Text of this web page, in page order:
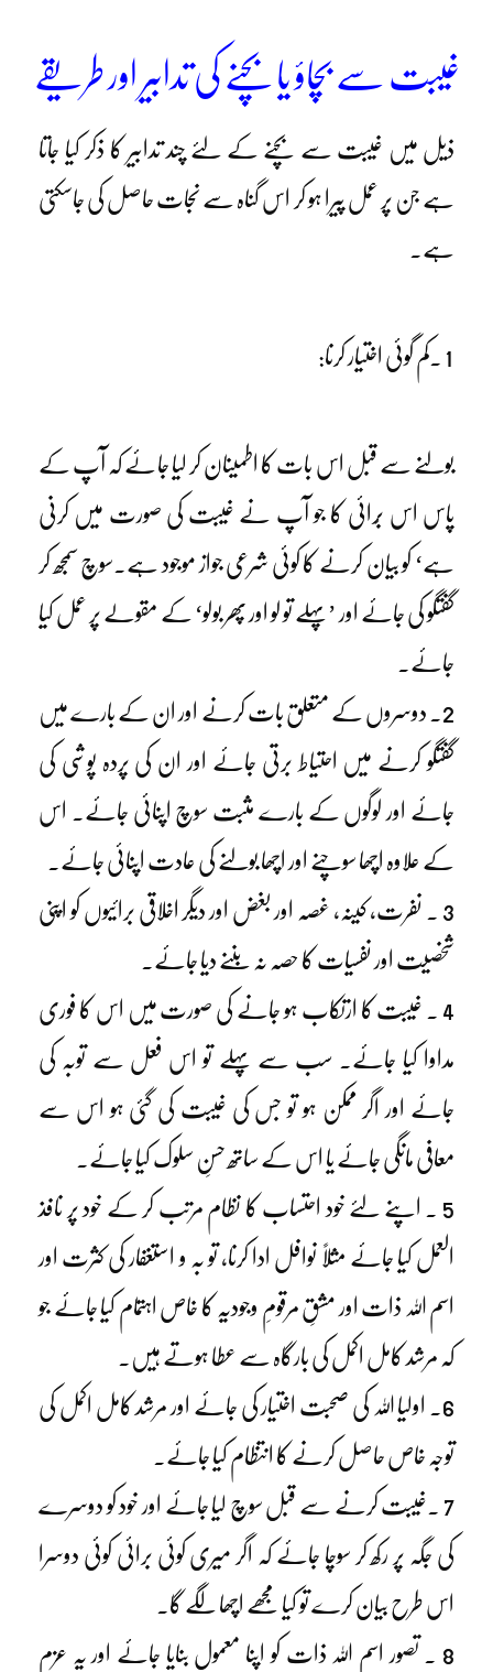
غیبت سے بچاؤ یا بچنے کی تدابیر اور طریقے
ذیل میں غیبت سے بچنے کے لئے چند تدابیر کا ذکر کیا جاتا
ہے جن پر عمل پیرا ہو کر اس گناہ سے نجات حاصل کی جاسکتی
ہے۔
بولنے سے قبل اس بات کا اطمینان کر لیا جائے کہ آپ کے
پاس اس بُرائی کا جو آپ نے غیبت کی صورت میں کرنی
ہے‘ کو بیان کرنے کا کوئی شرعی جواز موجود ہے۔سوچ سمجھ کر
گفتگو کی جائے اور ’پہلے تو لو اور پھر بولو‘ کے مقولے پر عمل کیا
جائے۔
2۔ دوسروں کے متعلق بات کرنے اور ان کے بارے میں
گفتگو کرنے میں احتیاط برتی جائے اور ان کی پردہ پوشی کی
جائے اور لوگوں کے بارے مثبت سوچ اپنائی جائے۔ اس
کے علاوہ اچھا سوچنے اور اچھا بولنے کی عادت اپنائی جائے۔
3 ۔ نفرت، کینہ، غصہ اور بغض اور دیگر اخلاقی برائیوں کو اپنی
شخصیت اور نفسیات کا حصہ نہ بننے دیا جائے۔
4 ۔ غیبت کا ارتکاب ہو جانے کی صورت میں اس کا فوری
مداوا کیا جائے۔ سب سے پہلے تو اس فعل سے توبہ کی
جائے اور اگر ممکن ہو تو جس کی غیبت کی گئی ہو اس سے
معافی مانگی جائے یا اس کے ساتھ حسنِ سلوک کیا جائے۔
5 ۔ اپنے لئے خود احتساب کا نظام مرتب کر کے خود پر نافذ
العمل کیا جائے مثلاً نوافل ادا کرنا، تو بہ و استغفار کی کثرت اور
اسم اللہ ذات اور مشقِ مرقومِ وجودیہ کا خاص اہتمام کیا جائے جو
کہ مرشد کامل اکمل کی بارگاہ سے عطا ہوتے ہیں۔
6۔ اولیا اللہ کی صحبت اختیار کی جائے اور مرشد کامل اکمل کی
توجہ خاص حاصل کرنے کا انتظام کیا جائے۔
7 ۔غیبت کرنے سے قبل سوچ لیا جائے اور خود کو دوسرے
کی جگہ پر رکھ کر سوچا جائے کہ اگر میری کوئی برائی کوئی دوسرا
اس طرح بیان کرے تو کیا مجھے اچھا لگے گا۔
8 ۔ تصور اسم اللہ ذات کو اپنا معمول بنایا جائے اور یہ عزم